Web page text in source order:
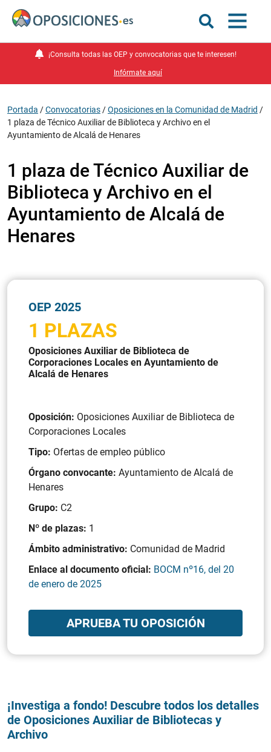
¡Consulta todas las OEP y convocatorias que te interesen!
Infórmate aquí
Portada /Convocatorias /Oposiciones en la Comunidad de Madrid /
1 plaza de Técnico Auxiliar de Biblioteca y Archivo en el
Ayuntamiento de Alcalá de Henares
1 plaza de Técnico Auxiliar de
Biblioteca y Archivo en el
Ayuntamiento de Alcalá de
Henares
OEP 2025
1 PLAZAS
Oposiciones Auxiliar de Biblioteca de
Corporaciones Locales en Ayuntamiento de
Alcalá de Henares
Oposición: Oposiciones Auxiliar de Biblioteca de
Corporaciones Locales
Tipo: Ofertas de empleo público
Órgano convocante: Ayuntamiento de Alcalá de
Henares
Grupo: C2
Nº de plazas: 1
Ámbito administrativo: Comunidad de Madrid
Enlace al documento oficial: BOCM nº16, del 20
de enero de 2025
APRUEBA TU OPOSICIÓN
¡Investiga a fondo! Descubre todos los detalles
de Oposiciones Auxiliar de Bibliotecas y
Archivo